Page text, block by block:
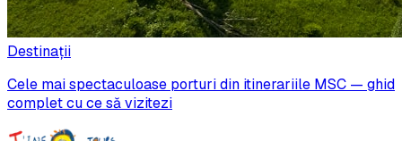
Destinații
Cele mai spectaculoase porturi din itinerariile MSC — ghid
complet cu ce să vizitezi